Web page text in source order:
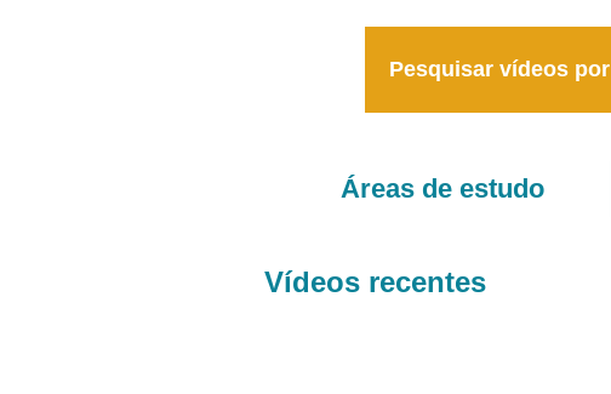
Pesquisar vídeos por
Áreas de estudo
Vídeos recentes